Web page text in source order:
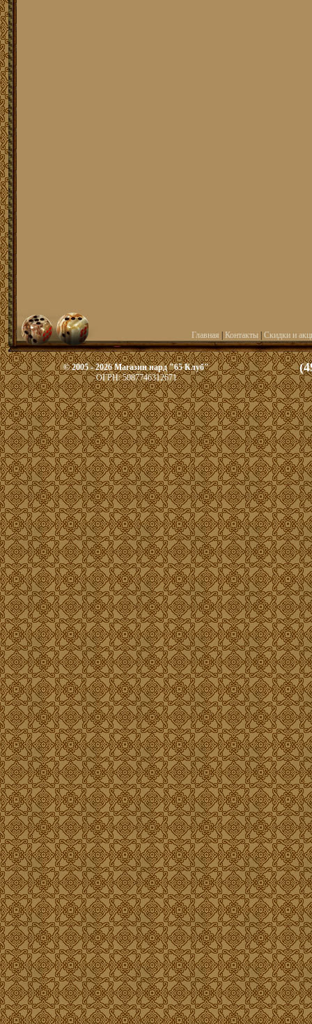
Главная Контакты| Скидки и
© 2005 - 2026 Магазин нард "65 Клуб"
ОГРН: 5087746312671